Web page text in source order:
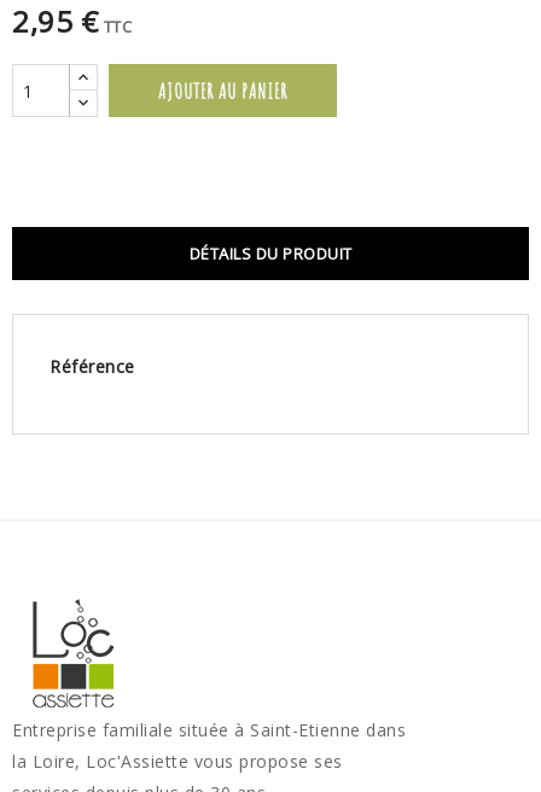
2,95 € TTC
AJOUTER AU PANIER
DÉTAILS DU PRODUIT
Référence
Entreprise familiale située à Saint-Etienne dans
la Loire, Loc'Assiette vous propose ses